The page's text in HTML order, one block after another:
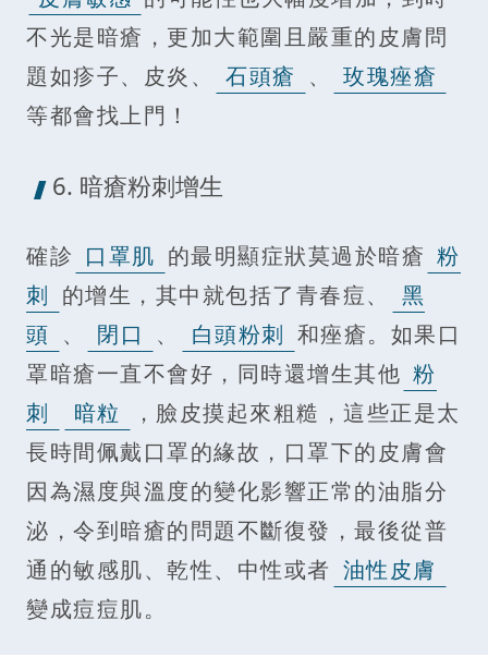
不光是暗瘡，更加大範圍且嚴重的皮膚問
題如疹子、皮炎、
石頭瘡 、
玫瑰痤瘡
等都會找上門！
6. 暗瘡粉刺增生
確診 口罩肌 的最明顯症狀莫過於暗瘡 粉
刺 的增生，其中就包括了青春痘、
黑
頭 、 閉口 、 白頭粉刺 和痤瘡。如果口
罩暗瘡一直不會好，同時還增生其他 粉
刺
暗粒
，臉皮摸起來粗糙，這些正是太
長時間佩戴口罩的緣故，口罩下的皮膚會
因為濕度與溫度的變化影響正常的油脂分
泌，令到暗瘡的問題不斷復發，最後從普
通的敏感肌、乾性、中性或者 油性皮膚
變成痘痘肌。